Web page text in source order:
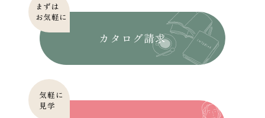
まずは
お気軽に
カタログ請求
気軽に
見学